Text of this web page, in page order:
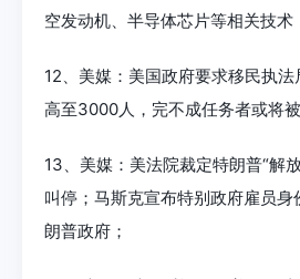
空发动机、半导体芯片等相关技术
12、美媒：美国政府要求移民执
高至3000人，完不成任务者或将被
13、美媒：美法院裁定特朗普“解
叫停；马斯克宣布特别政府雇员
朗普政府；